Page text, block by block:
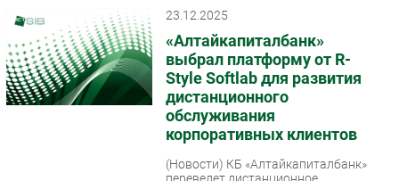
23.12.2025
«Алтайкапиталбанк»
выбрал платформу от R-
Style Softlab для развития
дистанционного
обслуживания
корпоративных клиентов
(Новости) КБ «Алтайкапиталбанк»
переведет дистанционное